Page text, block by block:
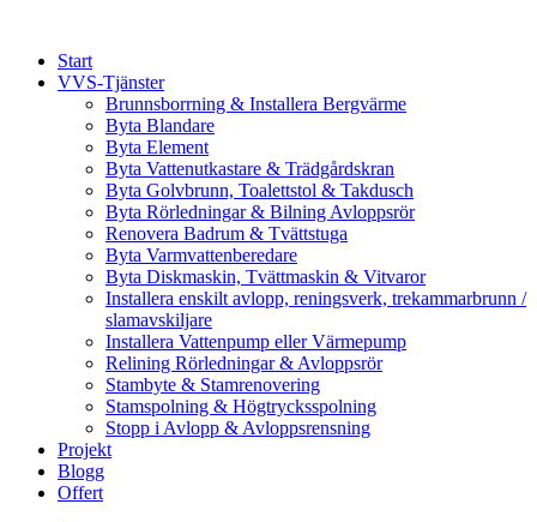
contentStart
VVS-Tjänster
Brunnsborrning & Installera Bergvärme
Byta Blandare
Byta Element
Byta Vattenutkastare & Trädgårdskran
Byta Golvbrunn, Toalettstol & Takdusch
Byta Rörledningar & Bilning Avloppsrör
Renovera Badrum & Tvättstuga
Byta Varmvattenberedare
Byta Diskmaskin, Tvättmaskin & Vitvaror
Installera enskilt avlopp, reningsverk, trekammarbrunn /
slamavskiljare
Installera Vattenpump eller Värmepump
Relining Rörledningar & Avloppsrör
Stambyte & Stamrenovering
Stamspolning & Högtrycksspolning
Stopp i Avlopp & Avloppsrensning
Projekt
Blogg
Offert